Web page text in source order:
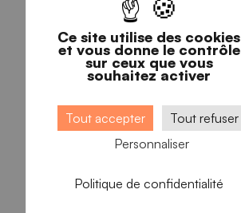
Ce site utilise des cookies
et vous donne le contrôle
sur ceux que vous
souhaitez activer
Tout accepter
Tout refuser
Personnaliser
Politique de confidentialité
Charnières
Poignées